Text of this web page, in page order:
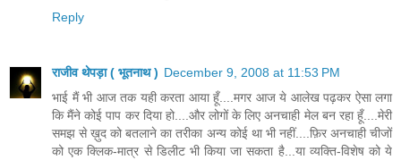
Reply
राजीव थेपड़ा ( भूतनाथ ) December 9, 2008 at 11:53 PM
भाई मैं भी आज तक यही करता आया हूँ....मगर आज ये आलेख पढ़कर ऐसा लगा
कि मैंने कोई पाप कर दिया हो....और लोगों के लिए अनचाही मेल बन रहा हूँ....मेरी
समझ से ख़ुद को बतलाने का तरीका अन्य कोई था भी नहीं....फ़िर अनचाही चीजों
को एक क्लिक-मात्र से डिलीट भी किया जा सकता है...या व्यक्ति-विशेष को ये